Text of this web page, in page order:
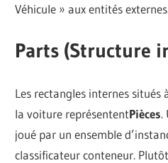
Véhicule » aux entités
Parts (Structure
Les rectangles internes situés
la voiture représententPièces.
joué par un ensemble
classificateur conteneur.